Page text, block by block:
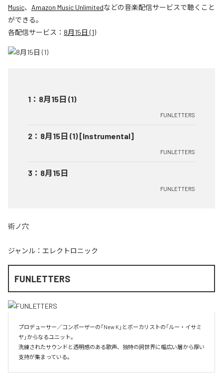
Music、 Amazon Music Unlimitedなどの音楽配信サービスで聴くこと
ができる。
各配信サービス： 8月15日 (1)
1 ： 8月15日 (1)
FUNLETTERS
2 ： 8月15日 (1) [Instrumental]
FUNLETTERS
3 ： 8月15日
FUNLETTERS
術ノ穴
ジャンル： エレクトロニック
FUNLETTERS
プロデューサー／コンポーザーの「New K」とボーカリストの「ルー・イサミ
ヤ」からなるユニット。
洗練されたサウンドと透明感のある歌声、独特の詞世界に幅広い層から厚い
支持が集まっている。